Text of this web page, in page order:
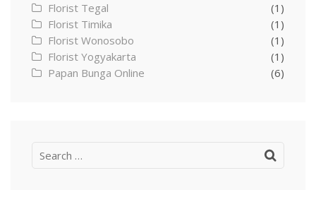
Florist Tegal
(1)
Florist Timika
(1)
Florist Wonosobo
(1)
Florist Yogyakarta
(1)
Papan Bunga Online
(6)
Search